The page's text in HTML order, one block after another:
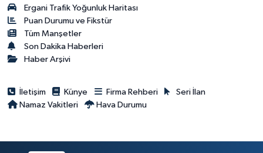
Ergani Trafik Yoğunluk Haritası
Puan Durumu ve Fikstür
Tüm Manşetler
Son Dakika Haberleri
Haber Arşivi
İletişim Künye Firma Rehberi
Seri İlan
Namaz Vakitleri
Hava Durumu